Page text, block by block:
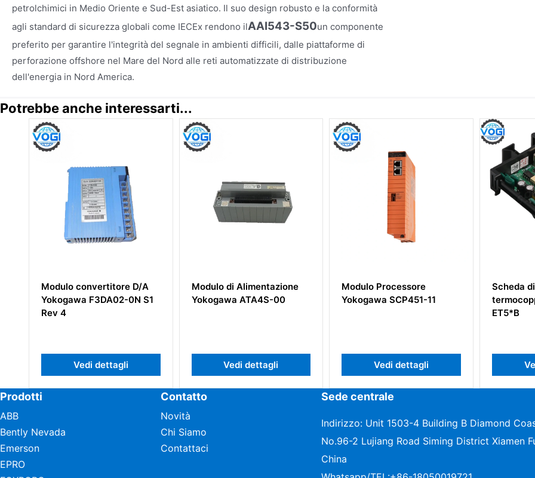
petrolchimici in Medio Oriente e Sud-Est asiatico. Il suo design robusto e la conformità
agli standard di sicurezza globali come IECEx rendono ilAAI543-S50un componente
preferito per garantire l'integrità del segnale in ambienti difficili, dalle piattaforme di
perforazione offshore nel Mare del Nord alle reti automatizzate di distribuzione
dell'energia in Nord America.
Potrebbe anche interessarti...
D/A
0N S1
Modulo di Alimentazione
Yokogawa ATA4S-00
Vedi dettagli
Modulo Processore
Yokogawa SCP451-11
Vedi dettagli
Scheda di ingresso
termocoppia YOKOGAWA
Vedi dettagli
Prodotti
ABB
Bently Nevada
Emerson
EPRO
Contatto
Novità
Chi Siamo
Contattaci
Sede centrale
Indirizzo: Unit 1503-4 Building B Diamond
No.96-2 Lujiang Road Siming District Xiamen
China